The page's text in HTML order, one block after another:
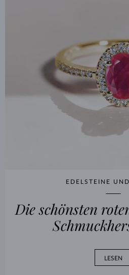
EDELSTEINE
Die schönsten
LESEN